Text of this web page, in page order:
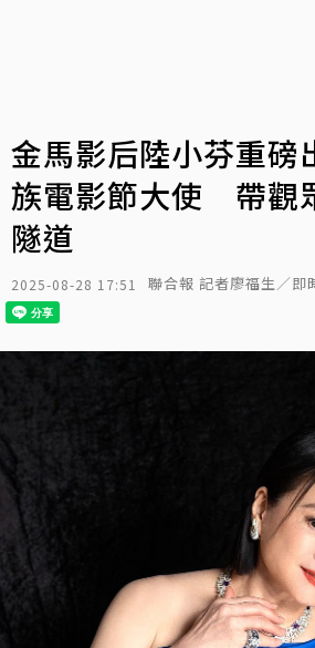
金馬影后陸小芬重磅
族電影節大使 帶觀
隧道
2025-08-28 17:51 聯合報 記者廖福生／即